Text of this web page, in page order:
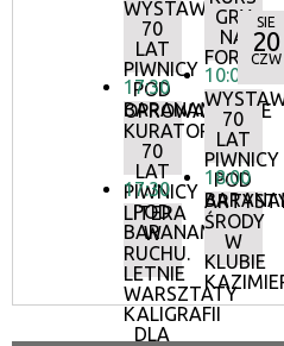
WYSTAWA:
70
LAT
PIWNICY
POD
BARANAMI
17:30
OPROWADZANIE
KURATORSKIE:
70
LAT
PIWNICY
POD
BARANAMI
17:30
LITERA
W
RUCHU.
LETNIE
WARSZTATY
KALIGRAFII
DLA
GRY
NA
10:00
70
LAT
PIWNICY
POD
18:00
ŚRODY
W
KLUBIE
SIE
20
CZW